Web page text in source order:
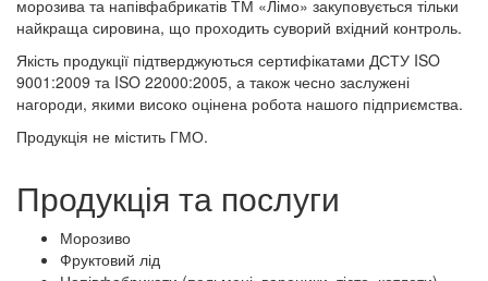
морозива та напівфабрикатів ТМ «Лімо» закуповується тільки
найкраща сировина, що проходить суворий вхідний контроль.
Якість продукції підтверджуються сертифікатами ДСТУ ISO
9001:2009 та ISO 22000:2005, а також чесно заслужені
нагороди, якими високо оцінена робота нашого підприємства.
Продукція не містить ГМО.
Продукція та послуги
Морозиво
Фруктовий лід